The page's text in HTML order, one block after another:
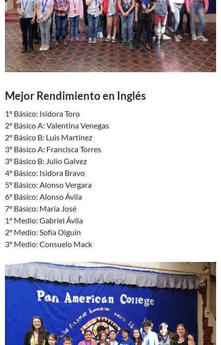
Mejor Rendimiento en Inglés
1º Básico: Isidora Toro
2º Básico A: Valentina Venegas
2º Básico B: Luis Martínez
3º Básico A: Francisca Torres
3º Básico B: Julio Galvez
4º Básico: Isidora Bravo
5º Básico: Alonso Vergara
6º Básico: Alonso Ávila
7º Básico: María José
1º Medio: Gabriel Ávila
2º Medio: Sofía Olguín
3º Medio: Consuelo Mack